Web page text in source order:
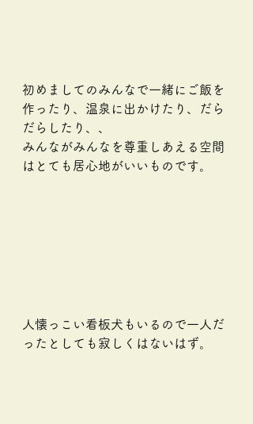
初めましてのみんなで一緒にご飯を
作ったり、温泉に出かけたり、だら
だらしたり、、
みんながみんなを尊重しあえる空間
はとても居心地がいいものです。
人懐っこい看板犬もいるので一人だ
ったとしても寂しくはないはず。